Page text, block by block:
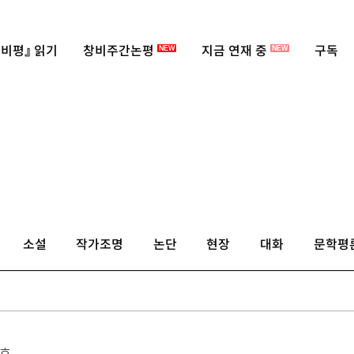
평』 읽기 창비주간논평 NEW 지금 연재 중 NEW 구독
소설 작가조명 논단 현장 대화 문학평